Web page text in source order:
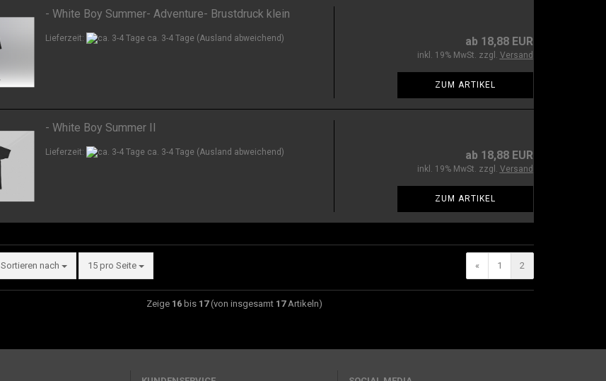
- White Boy Summer- Adventure- Brustdruck klein
Lieferzeit: ca. 3-4 Tage (Ausland abweichend) ab 18,88 EUR
inkl. 19% MwSt. zzgl. Versand
ZUM ARTIKEL
- White Boy Summer II
Lieferzeit: ca. 3-4 Tage (Ausland abweichend) ab 18,88 EUR
inkl. 19% MwSt. zzgl. Versand
ZUM ARTIKEL
Sortieren nach 15 pro Seite « 1 2
Zeige 16bis 17(von insgesamt 17Artikeln)